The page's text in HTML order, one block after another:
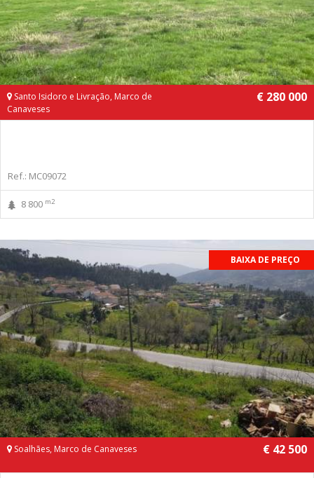
Santo Isidoro e Livração, Marco de
Canaveses
€ 280 000
Ref.: MC09072
8 800 m2
BAIXA DE PREÇO
Soalhães, Marco de Canaveses € 42 500